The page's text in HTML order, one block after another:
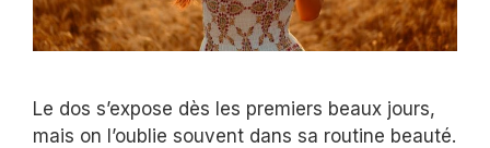
Le dos s’expose dès les premiers beaux jours,
mais on l’oublie souvent dans sa routine beauté.